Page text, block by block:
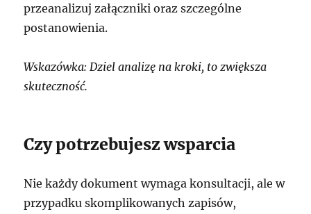
przeanalizuj załączniki oraz szczególne
postanowienia.
Wskazówka: Dziel analizę na kroki, to zwiększa
skuteczność.
Czy potrzebujesz wsparcia
Nie każdy dokument wymaga konsultacji, ale w
przypadku skomplikowanych zapisów,